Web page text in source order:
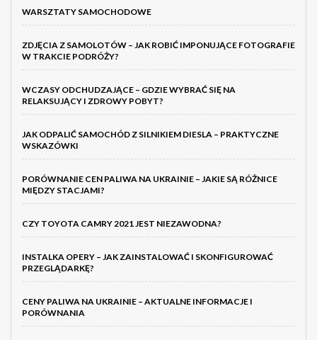
WARSZTATY SAMOCHODOWE
ZDJĘCIA Z SAMOLOTÓW – JAK ROBIĆ IMPONUJĄCE FOTOGRAFIE
W TRAKCIE PODRÓŻY?
WCZASY ODCHUDZAJĄCE – GDZIE WYBRAĆ SIĘ NA
RELAKSUJĄCY I ZDROWY POBYT?
JAK ODPALIĆ SAMOCHÓD Z SILNIKIEM DIESLA – PRAKTYCZNE
WSKAZÓWKI
PORÓWNANIE CEN PALIWA NA UKRAINIE – JAKIE SĄ RÓŻNICE
MIĘDZY STACJAMI?
CZY TOYOTA CAMRY 2021 JEST NIEZAWODNA?
INSTALKA OPERY – JAK ZAINSTALOWAĆ I SKONFIGUROWAĆ
PRZEGLĄDARKĘ?
CENY PALIWA NA UKRAINIE – AKTUALNE INFORMACJE I
PORÓWNANIA